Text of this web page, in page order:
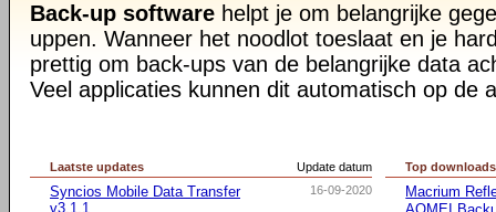
Back-up software helpt je om belangrijke
uppen. Wanneer het noodlot toeslaat en je
prettig om back-ups van de belangrijke data
Veel applicaties kunnen dit automatisch op de
Update datum
Laatste updates
16-09-2020
Syncios Mobile Data Transfer
v3.1.1
Top downloads
Macrium